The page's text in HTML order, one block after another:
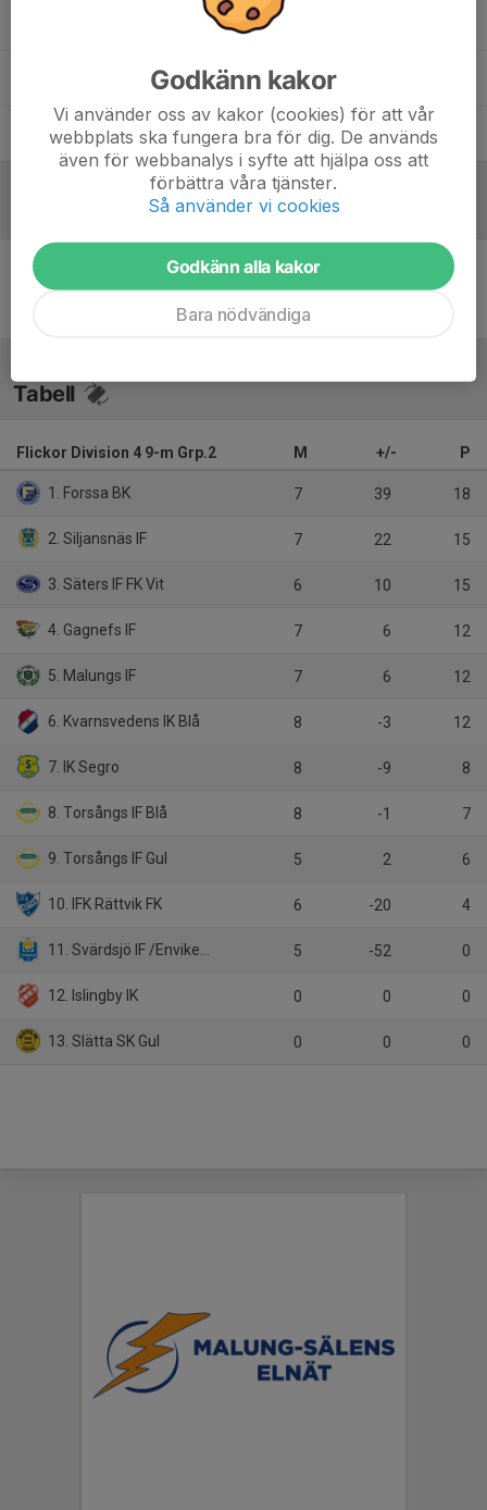
Tränare
Tränare
Sandra GrellsgårdTränare
Inget referat skrivet
Tabell
Flickor Division 4 9-m Grp.2 M +/- P
1. Forssa BK 7 39 18
2. Siljansnäs IF 7 22 15
3. Säters IF FK Vit 6 10 15
4. Gagnefs IF 7 6 12
5. Malungs IF 7 6 12
6. Kvarnsvedens IK Blå 8 -3 12
7. IK Segro 8 -9 8
8. Torsångs IF Blå 8 -1 7
9. Torsångs IF Gul 5 2 6
10. IFK Rättvik FK 6 -20 4
11. Svärdsjö IF /Envikens IF/Sundborns GoIF 5 -52 0
12. Islingby IK 0 0 0
13. Slätta SK Gul 0 0 0
Godkänn kakor
Vi använder oss av kakor (cookies) för att vår
webbplats ska fungera bra för dig. De används
även för webbanalys i syfte att hjälpa oss att
förbättra våra tjänster.
Så använder vi cookies
Godkänn alla kakor
Bara nödvändiga